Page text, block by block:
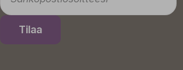
Tilaa